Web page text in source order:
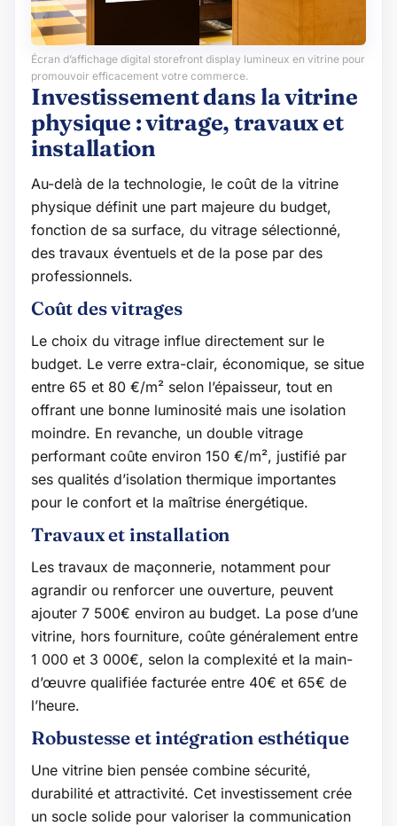
Écran d’affichage digital storefront display lumineux en vitrine pour
promouvoir efficacement votre commerce.
Investissement dans la vitrine
physique : vitrage, travaux et
installation
Au-delà de la technologie, le coût de la vitrine
physique définit une part majeure du budget,
fonction de sa surface, du vitrage sélectionné,
des travaux éventuels et de la pose par des
professionnels.
Coût des vitrages
Le choix du vitrage influe directement sur le
budget. Le verre extra-clair, économique, se situe
entre 65 et 80 €/m² selon l’épaisseur, tout en
offrant une bonne luminosité mais une isolation
moindre. En revanche, un double vitrage
performant coûte environ 150 €/m², justifié par
ses qualités d’isolation thermique importantes
pour le confort et la maîtrise énergétique.
Travaux et installation
Les travaux de maçonnerie, notamment pour
agrandir ou renforcer une ouverture, peuvent
ajouter 7 500€ environ au budget. La pose d’une
vitrine, hors fourniture, coûte généralement entre
1 000 et 3 000€, selon la complexité et la main-
d’œuvre qualifiée facturée entre 40€ et 65€ de
l’heure.
Robustesse et intégration esthétique
Une vitrine bien pensée combine sécurité,
durabilité et attractivité. Cet investissement crée
un socle solide pour valoriser la communication